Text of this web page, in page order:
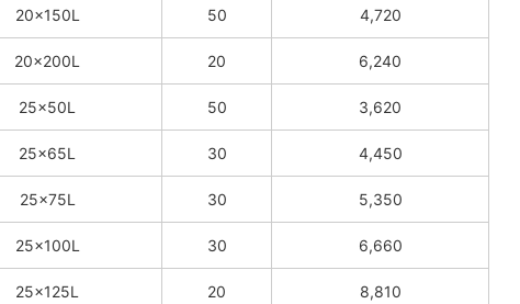
20×150L 50 4,720
20×200L 20 6,240
25×50L 50 3,620
25×65L 30 4,450
25×75L 30 5,350
25×100L 30 6,660
25×125L 20 8,810